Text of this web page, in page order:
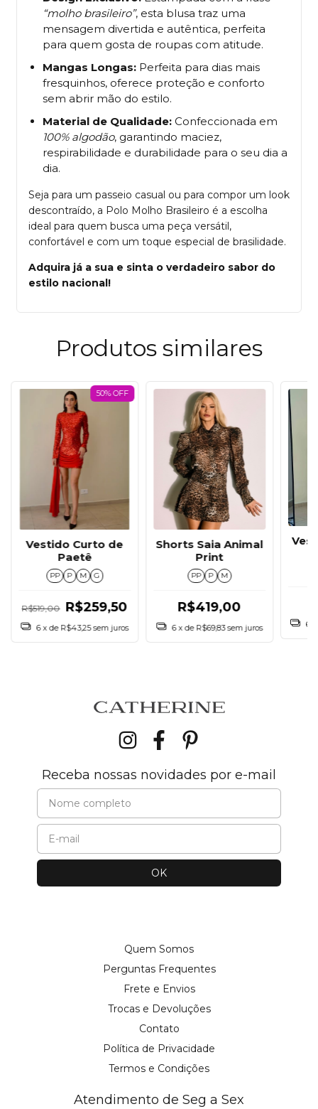
“molho brasileiro”, esta blusa traz uma
mensagem divertida e autêntica, perfeita
para quem gosta de roupas com atitude.
Mangas Longas: Perfeita para dias mais
fresquinhos, oferece proteção e conforto
sem abrir mão do estilo.
Material de Qualidade: Confeccionada em
100% algodão, garantindo maciez,
respirabilidade e durabilidade para o seu dia a
dia.
Seja para um passeio casual ou para compor um look
descontraído, a Polo Molho Brasileiro é a escolha
ideal para quem busca uma peça versátil,
confortável e com um toque especial de brasilidade.
Adquira já a sua e sinta o verdadeiro sabor do
estilo nacional!
Produtos similares
50% OFF
Vestido Curto de
Paetê
PP P M G
R$519,00 R$259,50
6 x de R$43,25 sem juros
Shorts Saia Animal
Print
PP P M
R$419,00
6 x de R$69,83 sem juros 6
Receba nossas novidades por e-mail
Quem Somos
Perguntas Frequentes
Frete e Envios
Trocas e Devoluções
Contato
Política de Privacidade
Termos e Condições
Atendimento de Seg a Sex